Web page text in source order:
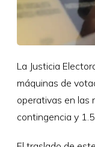
La Justicia
máquinas de
operativas en las
contingencia y